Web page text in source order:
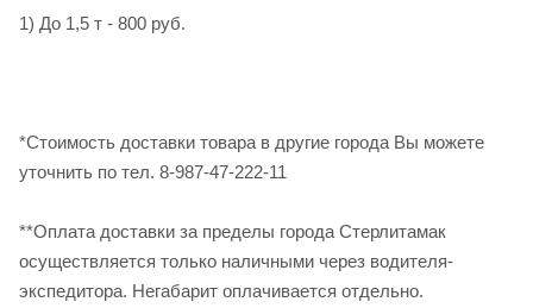
1) До 1,5 т - 800 руб.
*Стоимость доставки товара в другие города Вы можете
уточнить по тел. 8-987-47-222-11
**Оплата доставки за пределы города Стерлитамак
осуществляется только наличными через водителя-
экспедитора. Негабарит оплачивается отдельно.